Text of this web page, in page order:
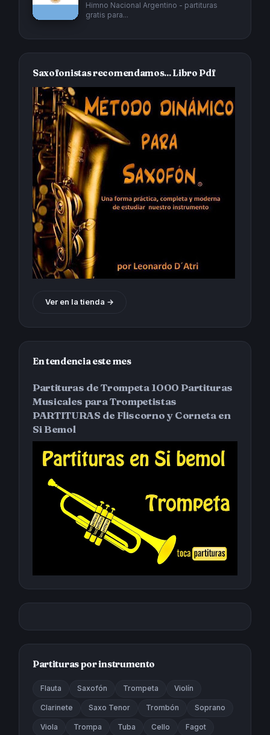
Himno Nacional Argentino - partituras
gratis para...
Saxofonistas recomendamos... Libro Pdf
Ver en la tienda →
En tendencia este mes
Partituras de Trompeta 1000 Partituras
Musicales para Trompetistas
PARTITURAS de Fliscorno y Corneta en
Si Bemol
Partituras por instrumento
Flauta Saxofón Trompeta Violín
Clarinete Saxo Tenor Trombón Soprano
Viola Trompa Tuba Cello Fagot